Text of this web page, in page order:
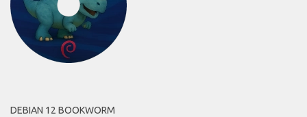
DEBIAN 12 BOOKWORM